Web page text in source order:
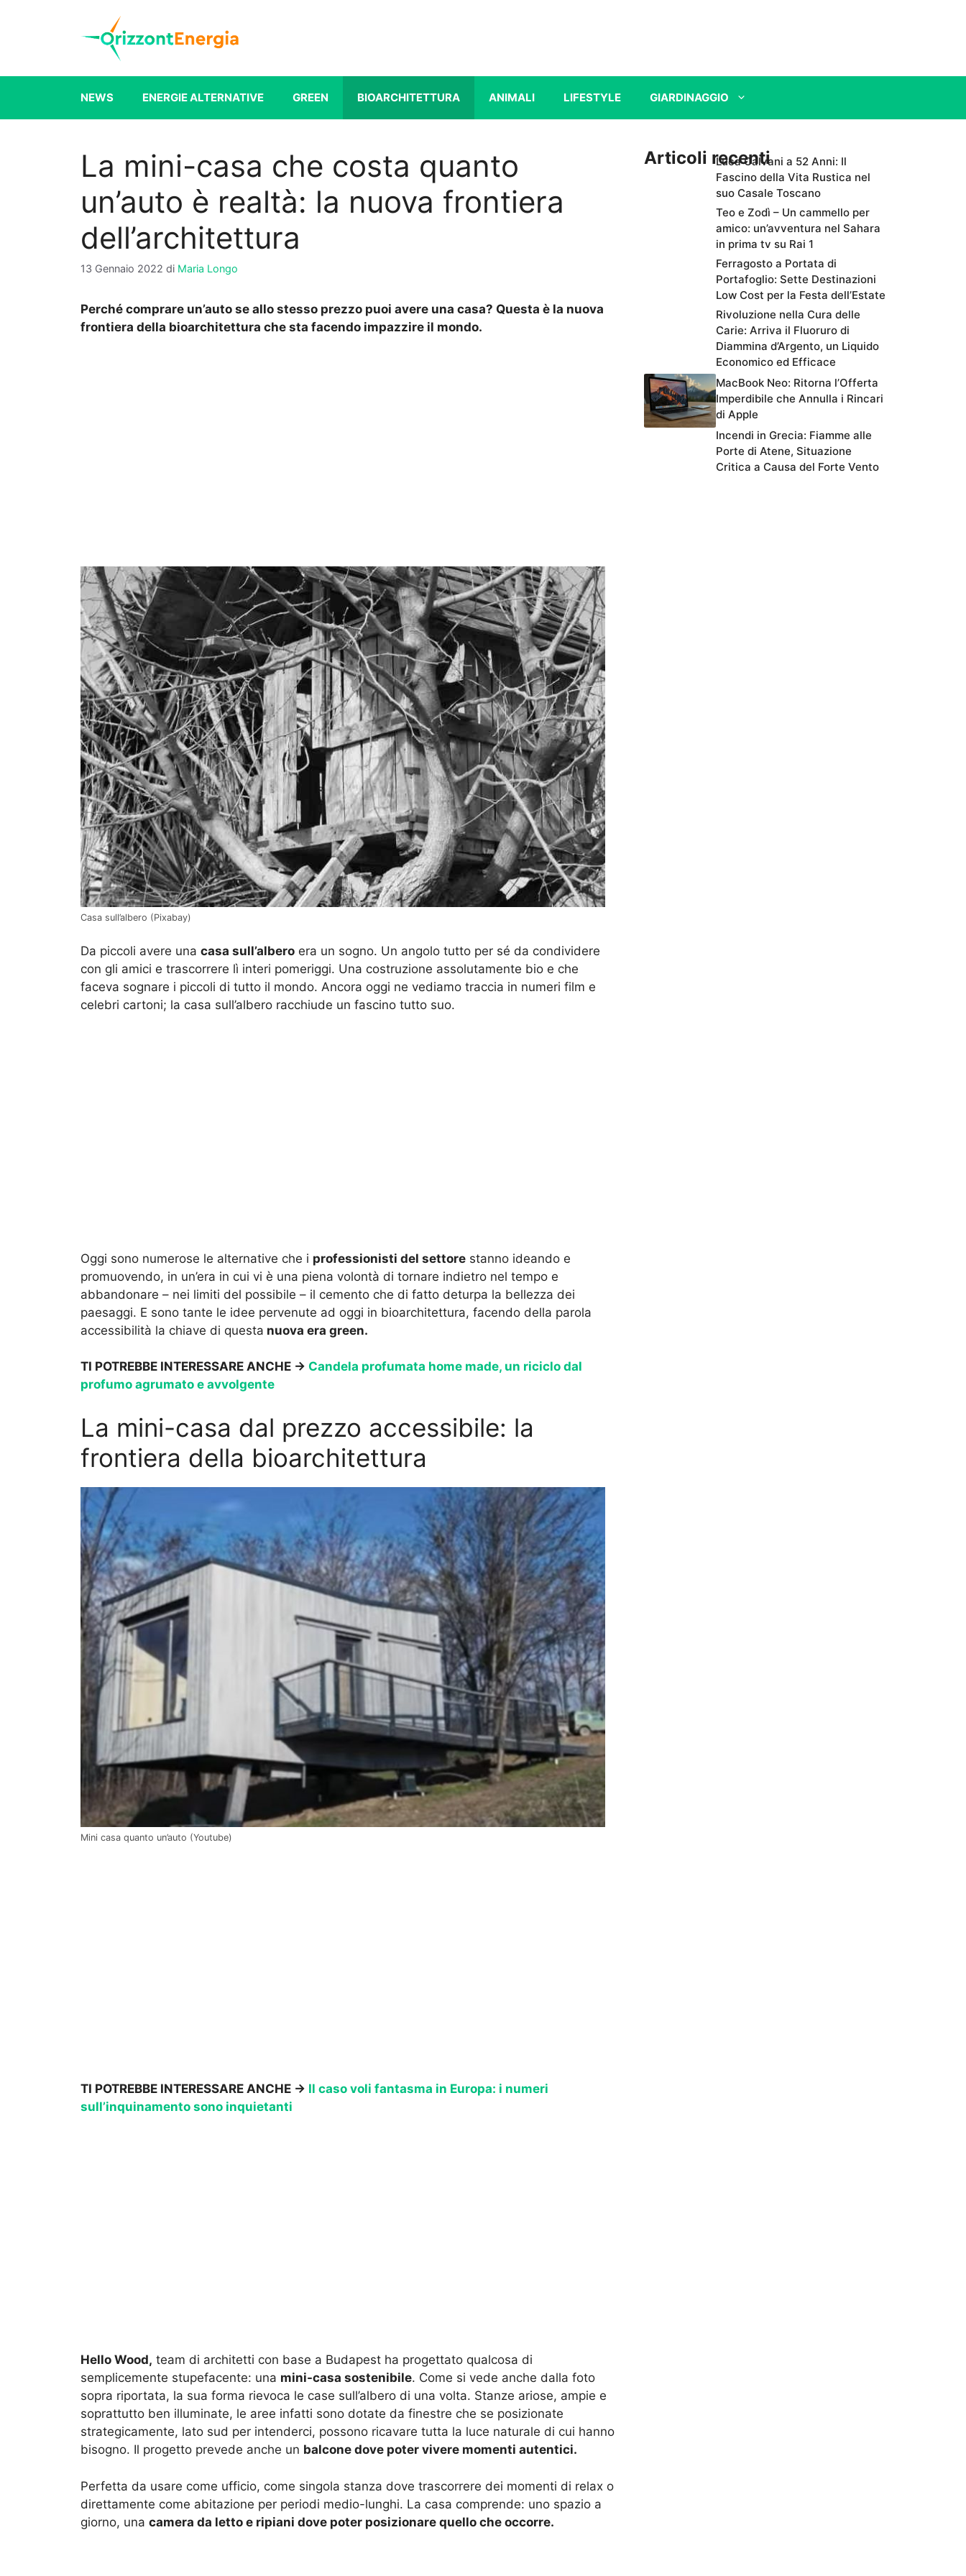
NEWS ENERGIE ALTERNATIVE GREEN BIOARCHITETTURA ANIMALI LIFESTYLE GIARDINAGGIO
La mini-casa che costa quanto
un’auto è realtà: la nuova frontiera
dell’architettura
13 Gennaio 2022 di Maria Longo
Perché comprare un’auto se allo stesso prezzo puoi avere una casa? Questa è la nuova
frontiera della bioarchitettura che sta facendo impazzire il mondo.
Casa sull’albero (Pixabay)
Da piccoli avere una casa sull’albero era un sogno. Un angolo tutto per sé da condividere
con gli amici e trascorrere lì interi pomeriggi. Una costruzione assolutamente bio e che
faceva sognare i piccoli di tutto il mondo. Ancora oggi ne vediamo traccia in numeri film e
celebri cartoni; la casa sull’albero racchiude un fascino tutto suo.
Oggi sono numerose le alternative che i professionisti del settore stanno ideando e
promuovendo, in un’era in cui vi è una piena volontà di tornare indietro nel tempo e
abbandonare – nei limiti del possibile – il cemento che di fatto deturpa la bellezza dei
paesaggi. E sono tante le idee pervenute ad oggi in bioarchitettura, facendo della parola
accessibilità la chiave di questa nuova era green.
TI POTREBBE INTERESSARE ANCHE -> Candela profumata home made, un riciclo dal
profumo agrumato e avvolgente
La mini-casa dal prezzo accessibile: la
frontiera della bioarchitettura
Mini casa quanto un’auto (Youtube)
TI POTREBBE INTERESSARE ANCHE -> Il caso voli fantasma in Europa: i numeri
sull’inquinamento sono inquietanti
Hello Wood, team di architetti con base a Budapest ha progettato qualcosa di
semplicemente stupefacente: una mini-casa sostenibile. Come si vede anche dalla foto
sopra riportata, la sua forma rievoca le case sull’albero di una volta. Stanze ariose, ampie e
soprattutto ben illuminate, le aree infatti sono dotate da finestre che se posizionate
strategicamente, lato sud per intenderci, possono ricavare tutta la luce naturale di cui hanno
bisogno. Il progetto prevede anche un balcone dove poter vivere momenti autentici.
Perfetta da usare come ufficio, come singola stanza dove trascorrere dei momenti di relax o
direttamente come abitazione per periodi medio-lunghi. La casa comprende: uno spazio a
giorno, una camera da letto e ripiani dove poter posizionare quello che occorre.
Articoli recentiLuca Calvani a 52 Anni: Il
Fascino della Vita Rustica nel
suo Casale Toscano
Teo e Zodì – Un cammello per
amico: un’avventura nel Sahara
in prima tv su Rai 1
Ferragosto a Portata di
Portafoglio: Sette Destinazioni
Low Cost per la Festa dell’Estate
Rivoluzione nella Cura delle
Carie: Arriva il Fluoruro di
Diammina d’Argento, un Liquido
Economico ed Efficace
MacBook Neo: Ritorna l’Offerta
Imperdibile che Annulla i Rincari
di Apple
Incendi in Grecia: Fiamme alle
Porte di Atene, Situazione
Critica a Causa del Forte Vento